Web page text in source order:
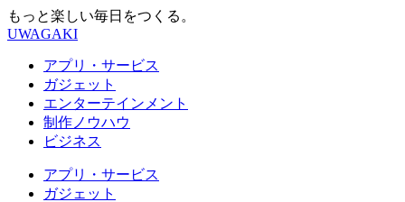
もっと楽しい毎日をつくる。
UWAGAKI
アプリ・サービス
ガジェット
エンターテインメント
制作ノウハウ
ビジネス
アプリ・サービス
ガジェット